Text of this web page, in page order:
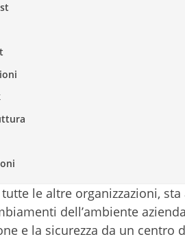
tutte le altre organizzazioni,
dell’ambiente
e la sicurezza da un centro